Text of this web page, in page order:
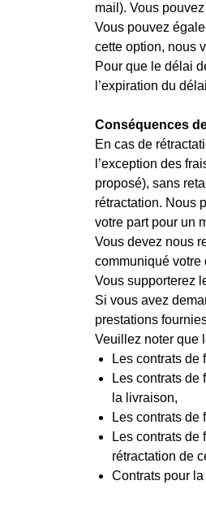
mail). Vous
Vous pouvez
cette option, nous
Pour que le délai
l’expiration du
Conséquences
En cas de
l’exception des
proposé), sans
rétractation. Nous
votre part pour un
Vous devez nous
communiqué votre
Vous supporterez
Si vous avez
prestations
Veuillez noter que
Les contrats
Les contrats
la livraison,
Les contrats de
Les contrats de
rétractation de
Contrats pour